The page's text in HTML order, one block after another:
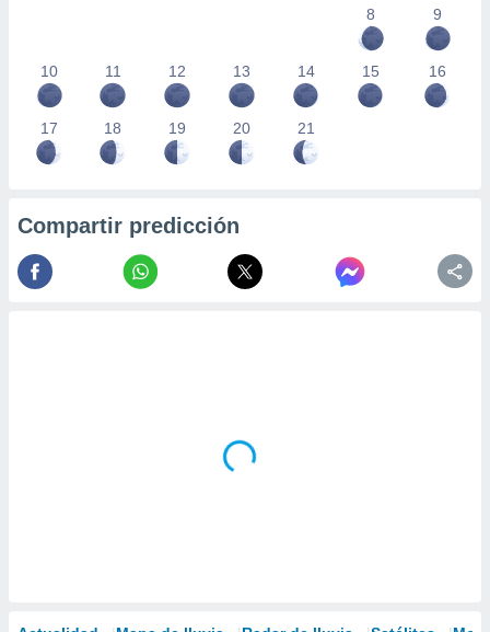
8
9
10 11 12 13 14 15 16
17 18 19 20 21
Compartir predicción